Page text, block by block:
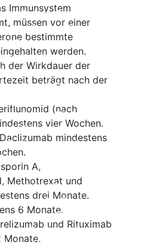
auf einen Blick
(Ocrevus®)
und Therapiekontrolle
auf einen Blick
(Zeposia®)
und Therapiekontrolle
gestellte Fragen
auf einen Blick
(Kesimpta®)
Vergleich der
auf einen Blick
Zulassungsstudien
Immunsystem
müssen vor einer
bestimmte
werden.
der Wirkdauer der
beträgt nach der
(nach
vier Wochen.
mindestens
A,
Methotrexat und
drei Monate.
6 Monate.
und Rituximab
Monate.